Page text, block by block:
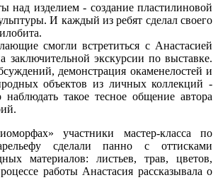
над изделием - создание пластилиновой
И каждый из ребят сделал своего
смогли встретиться с Анастасией
заключительной экскурсии по выставке.
демонстрация окаменелостей и
объектов из личных коллекций -
такое тесное общение автора
участники мастер-класса по
сделали панно с оттисками
материалов: листьев, трав, цветов,
работы Анастасия рассказывала о